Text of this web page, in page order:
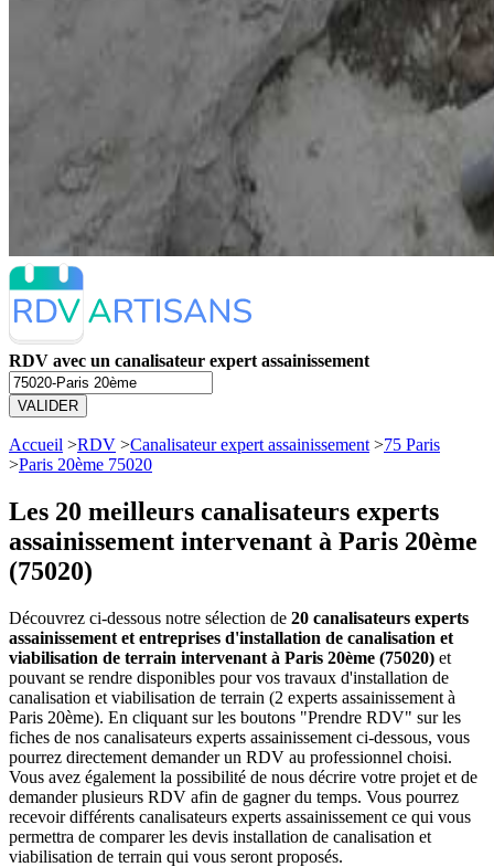
RDV avec un canalisateur expert assainissement
VALIDER
Accueil >RDV >Canalisateur expert assainissement >75 Paris
>Paris 20ème 75020
Les 20 meilleurs canalisateurs experts
assainissement intervenant à Paris 20ème
(75020)
Découvrez ci-dessous notre sélection de 20 canalisateurs experts
assainissement et entreprises d'installation de canalisation et
viabilisation de terrain intervenant à Paris 20ème (75020) et
pouvant se rendre disponibles pour vos travaux d'installation de
canalisation et viabilisation de terrain (2 experts assainissement à
Paris 20ème). En cliquant sur les boutons "Prendre RDV" sur les
fiches de nos canalisateurs experts assainissement ci-dessous, vous
pourrez directement demander un RDV au professionnel choisi.
Vous avez également la possibilité de nous décrire votre projet et de
demander plusieurs RDV afin de gagner du temps. Vous pourrez
recevoir différents canalisateurs experts assainissement ce qui vous
permettra de comparer les devis installation de canalisation et
viabilisation de terrain qui vous seront proposés.